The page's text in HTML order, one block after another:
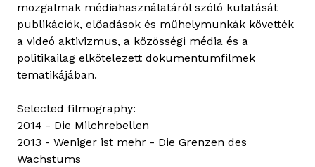
mozgalmak médiahasználatáról szóló kutatását
publikációk, előadások és műhelymunkák követték
a videó aktivizmus, a közösségi média és a
politikailag elkötelezett dokumentumfilmek
tematikájában.
Selected filmography:
2014 - Die Milchrebellen
2013 - Weniger ist mehr - Die Grenzen des
Wachstums